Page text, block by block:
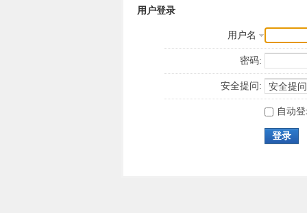
用户登录
用户名
密码:
安全提问:
自动
登录